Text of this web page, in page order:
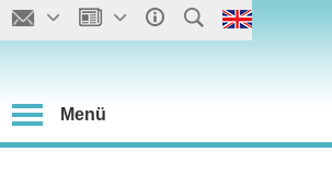
Menü